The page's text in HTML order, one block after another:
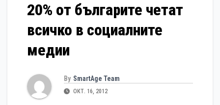
20% от българите четат
всичко в социалните
медии
By SmartAge Team
ОКТ. 16, 2012